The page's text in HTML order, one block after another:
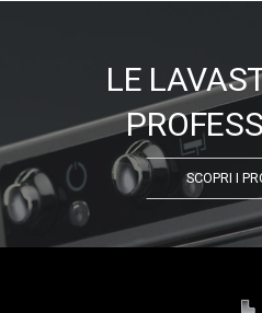
LE
SCOPRI I